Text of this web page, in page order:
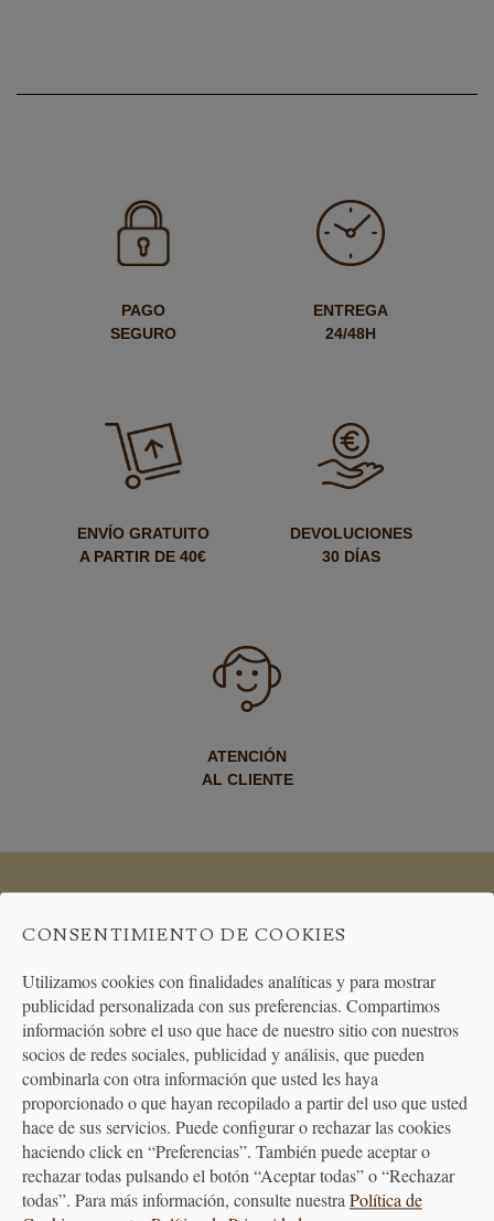
PAGO
SEGURO
ENTREGA
24/48H
ENVÍO GRATUITO
A PARTIR DE 40€
DEVOLUCIONES
30 DÍAS
ATENCIÓN
AL CLIENTE
Consigue puntos en tus compras
descuento
BONO REGALO
La forma más fácil de acertar
cuando quieras hacer un regalo
CONSENTIMIENTO DE COOKIES
Utilizamos cookies con finalidades analíticas y para mostrar
publicidad personalizada con sus preferencias. Compartimos
información sobre el uso que hace de nuestro sitio con nuestros
socios de redes sociales, publicidad y análisis, que pueden
combinarla con otra información que usted les haya
proporcionado o que hayan recopilado a partir del uso que usted
hace de sus servicios. Puede configurar o rechazar las cookies
haciendo click en “Preferencias”. También puede aceptar o
rechazar todas pulsando el botón “Aceptar todas” o “Rechazar
todas”. Para más información, consulte nuestraPolítica de